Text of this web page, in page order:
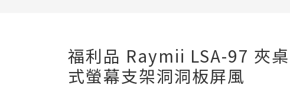
福利品 Raymii LSA-97 夾桌
式螢幕支架洞洞板屏風